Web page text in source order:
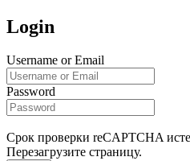
Login
Username or Email
Password
Срок проверки reCAPTCHA
Перезагрузите страницу.